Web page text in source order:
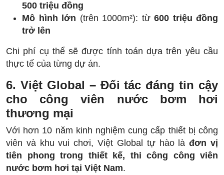
500 triệu đồng
Mô hình lớn (trên 1000m²): từ 600 triệu đồng
trở lên
Chi phí cụ thể sẽ được tính toán dựa trên yêu cầu
thực tế của từng dự án.
6. Việt Global – Đối tác đáng tin cậy
cho công viên nước bơm hơi
thương mại
Với hơn 10 năm kinh nghiệm cung cấp thiết bị công
viên và khu vui chơi, Việt Global tự hào làđơn vị
tiên phong trong thiết kế, thi công công viên
nước bơm hơi tại Việt Nam.